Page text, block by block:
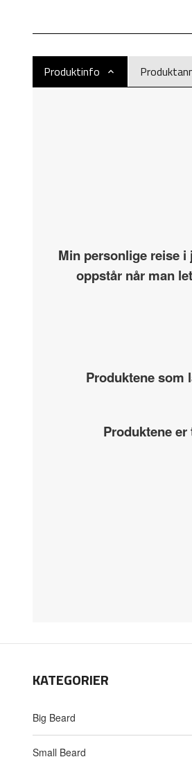
Produktinfo
Min personlige reise
oppstår når man
Produktene som
Produktene
KATEGORIER
Big Beard
Small Beard